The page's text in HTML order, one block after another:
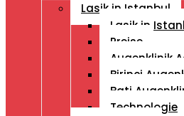
Lasik in Istanbul
Lasik in
Preise
Augenklinik
Birinci
Bati
Technologie